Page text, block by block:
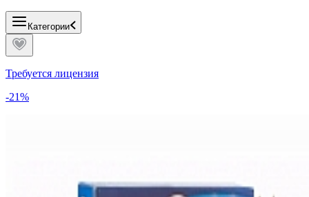
Категории
Требуется лицензия
-21%